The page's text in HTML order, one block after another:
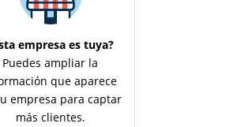
empresa es tuya?
Puedes ampliar la
que aparece
empresa para captar
más clientes.